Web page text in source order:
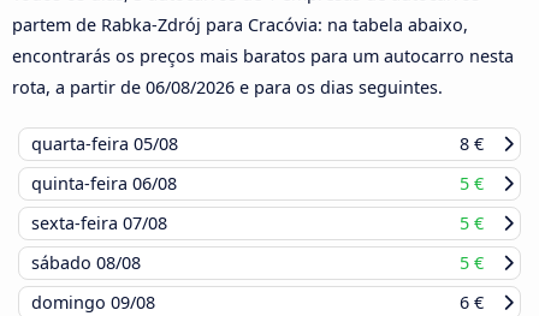
partem de Rabka-Zdrój para Cracóvia: na tabela abaixo,
encontrarás os preços mais baratos para um autocarro nesta
rota, a partir de 06/08/2026 e para os dias seguintes.
quarta-feira 05/08
8 €
quinta-feira 06/08
5 €
sexta-feira 07/08
5 €
sábado 08/08
5 €
domingo 09/08
6 €